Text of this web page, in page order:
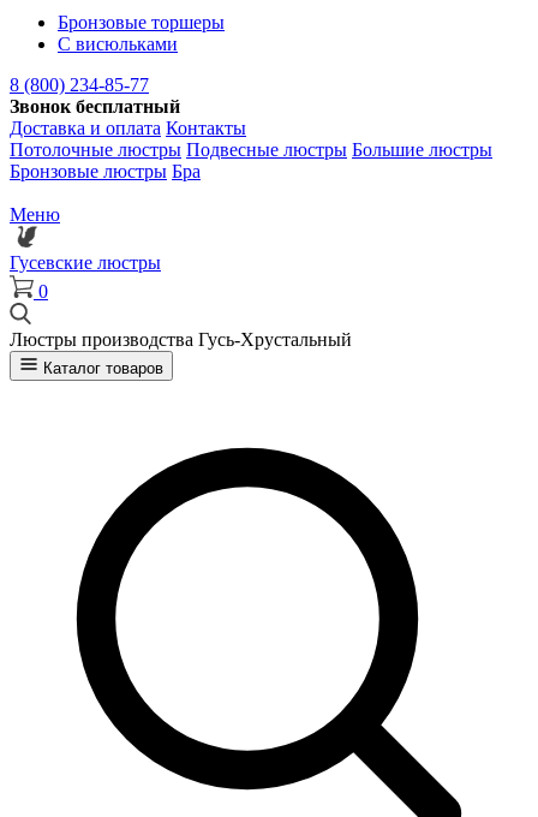
Бронзовые торшеры
С висюльками
8 (800) 234-85-77
Звонок бесплатный
Доставка и оплата Контакты
Потолочные люстры Подвесные люстры Большие люстры
Бронзовые люстры Бра
Меню
Гусевские люстры
0
Люстры производства Гусь-Хрустальный
Каталог товаров